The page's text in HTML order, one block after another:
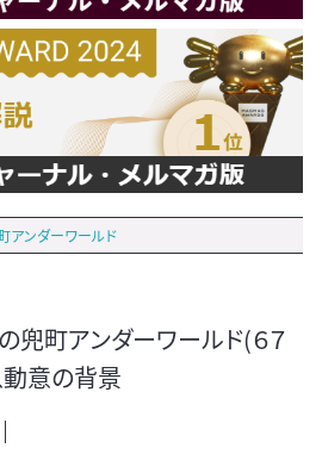
アンダーワールド
町アンダーワールド(６７
動意の背景